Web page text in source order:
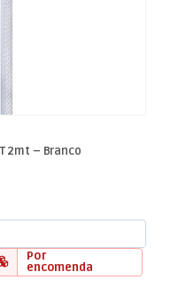
2mt – Branco
Por
encomenda